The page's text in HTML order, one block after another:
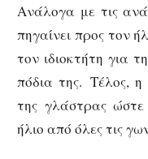
Ανάλογα με τις
πηγαίνει προς τον
τον ιδιοκτήτη για
πόδια της. Τέλος,
της γλάστρας
ήλιο από όλες τις